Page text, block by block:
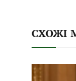
СХОЖІ